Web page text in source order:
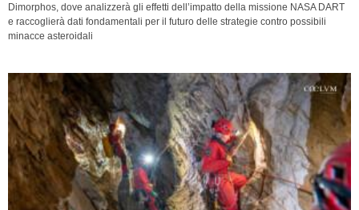
Dimorphos, dove analizzerà gli effetti dell’impatto della missione NASA DART
e raccoglierà dati fondamentali per il futuro delle strategie contro possibili
minacce asteroidali